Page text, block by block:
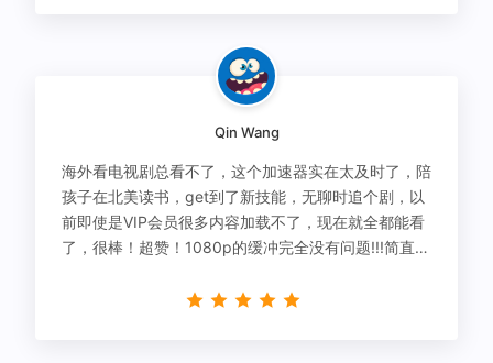
Qin Wang
海外看电视剧总看不了，这个加速器实在太及时了，陪
孩子在北美读书，get到了新技能，无聊时追个剧，以
前即使是VIP会员很多内容加载不了，现在就全都能看
了，很棒！超赞！1080p的缓冲完全没有问题!!!简直救